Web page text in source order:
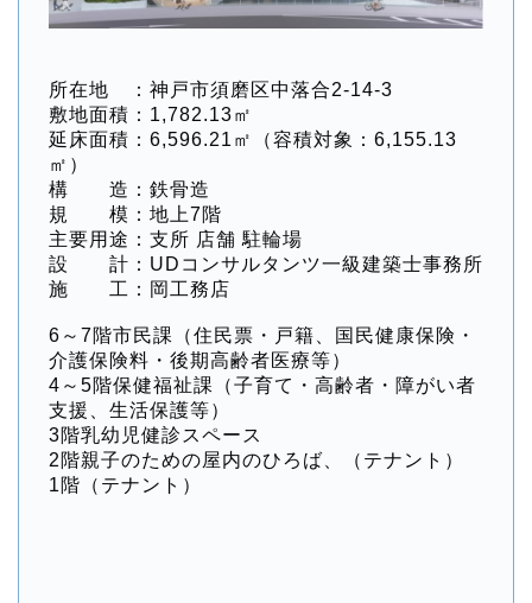
所在地 ：神戸市須磨区中落合2-14-3
敷地面積：1,782.13㎡
延床面積：6,596.21㎡（容積対象：6,155.13
㎡）
構 造：鉄骨造
規 模：地上7階
主要用途：支所 店舗 駐輪場
設 計：UDコンサルタンツ一級建築士事務所
施 工：岡工務店
6～7階市民課（住民票・戸籍、国民健康保険・
介護保険料・後期高齢者医療等）
4～5階保健福祉課（子育て・高齢者・障がい者
支援、生活保護等）
3階乳幼児健診スペース
2階親子のための屋内のひろば、（テナント）
1階（テナント）